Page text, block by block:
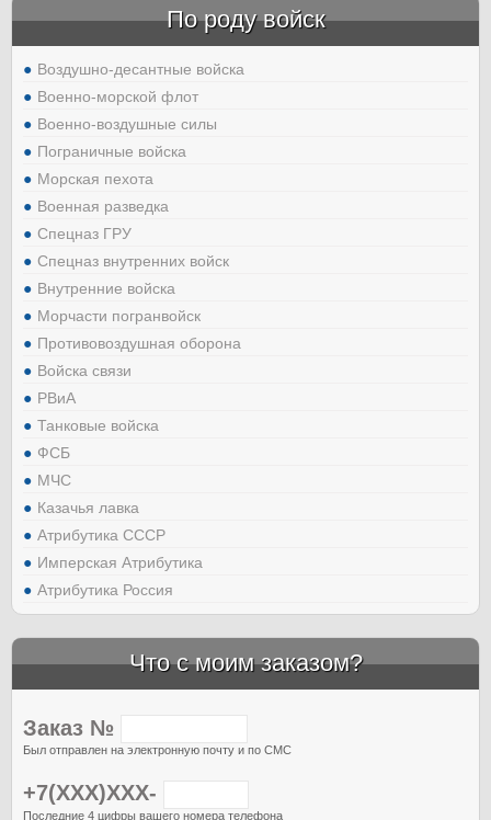
По роду войск
Воздушно-десантные войска
Военно-морской флот
Военно-воздушные силы
Пограничные войска
Морская пехота
Военная разведка
Спецназ ГРУ
Спецназ внутренних войск
Внутренние войска
Морчасти погранвойск
Противовоздушная оборона
Войска связи
РВиА
Танковые войска
ФСБ
МЧС
Казачья лавка
Атрибутика СССР
Имперская Атрибутика
Атрибутика Россия
Что с моим заказом?
Заказ №
Был отправлен на электронную почту и по СМС
+7(XXX)XXX-
Последние 4 цифры вашего номера телефона